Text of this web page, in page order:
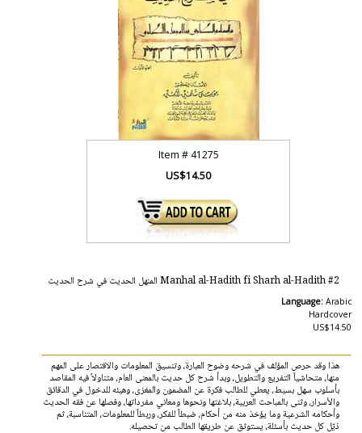
Item #41275
US$14.50
Manhal al-Hadith fi Sharh al-Hadith #2 المنهل الحديث في شرح الحديث
Language: Arabic
Hardcover
US$14.50
هذا وقد حرص المؤلف في شرحه وضوح العبارة، وتنسيق المعلومات والاقتصار على المهم
منها، متحاشياً التفريع والتطويل، وبدأ شرح كل حديث بالمعنى العام، متناولاً فيه المقاصد
بأسلوب سهل بسيط، يعطي للطالب فكرة عن المضمون والمغزى، وهيئه للدخول في الدقائق
والأسرار، وثنى بالمباحث العربية، بلاغتها ونحوها ومعاني مفرداتها، وفصلها عن فقه الحديث
وأحكامه الشرعية وما يؤخذ منه من أحكام، ضبطاً للفكر، وربطاً للمعلومات، المتناسبة، ثم
ذيّل كل حديث بأسئلة، يستوثق عن طريقها الطالب من تحصيله.